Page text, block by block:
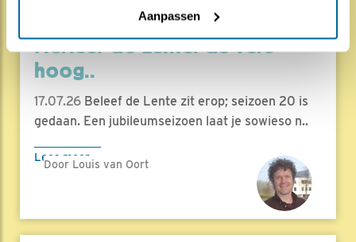
Aanpassen
Herleef de Lente: de vele
hoog..
17.07.26 Beleef de Lente zit erop; seizoen 20 is
gedaan. Een jubileumseizoen laat je sowieso n..
Lees meer
Door Louis van Oort